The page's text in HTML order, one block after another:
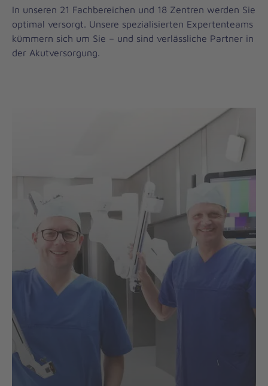
In unseren 21 Fachbereichen und 18 Zentren werden Sie
optimal versorgt. Unsere spezialisierten Expertenteams
kümmern sich um Sie – und sind verlässliche Partner in
der Akutversorgung.